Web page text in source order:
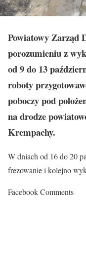
Powiatowy Zarząd
porozumieniu z
od 9 do 13
roboty
poboczy pod
na drodze
Krempachy.
W dniach od 16 do 20
frezowanie i kolejno
Facebook Comments